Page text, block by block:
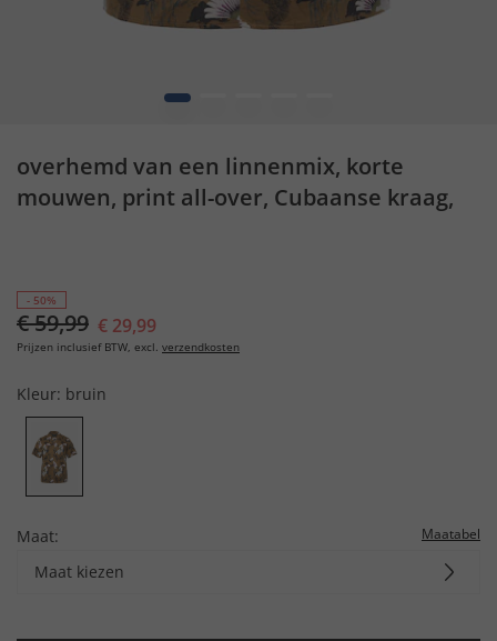
1
overhemd van een linnenmix, korte
mouwen, print all-over, Cubaanse kraag,
- 50%
€ 59,99 € 29,99
Prijzen inclusief BTW, excl. verzendkosten
Kleur: bruin
Maat: Maatabel
Maat kiezen